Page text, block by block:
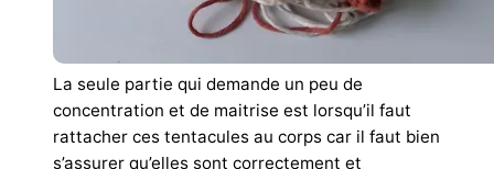
La seule partie qui demande un peu de
concentration et de maitrise est lorsqu’il faut
rattacher ces tentacules au corps car il faut bien
s’assurer qu’elles sont correctement et